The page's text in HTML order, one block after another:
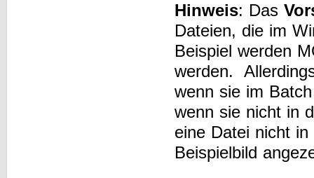
Hinweis: Das
Dateien, die im
Beispiel werden
werden.
wenn sie im
wenn sie nicht in
eine Datei nicht
Beispielbild